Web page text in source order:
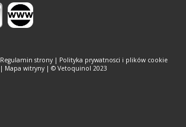
Regulamin strony| Polityka prywatnosci i plików cookie
| Mapa witryny| © Vetoquinol 2023